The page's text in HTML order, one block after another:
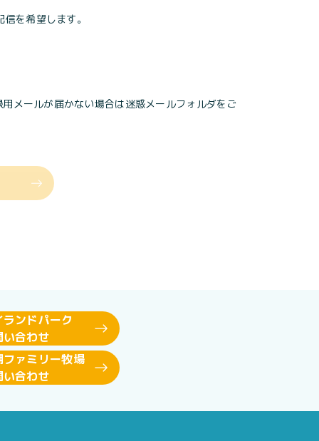
を希望します。
ールが届かない場合は迷惑メールフォルダをご
ンドパーク
い合わせ
ァミリー牧場
い合わせ